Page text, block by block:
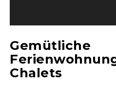
Gemütliche
Chalets